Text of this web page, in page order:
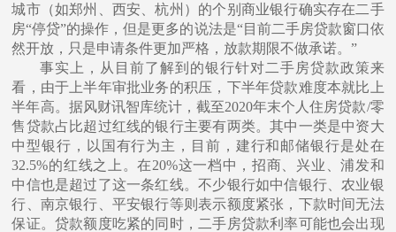
城市（如郑州、⻄安、杭州）的个别商业银⾏确实存在⼆⼿
房“停贷”的操作，但是更多的说法是“⽬前⼆⼿房贷款窗⼝依
然开放，只是申请条件更加严格，放款期限不做承诺。”
事实上，从⽬前了解到的银⾏针对⼆⼿房贷款政策来
看，由于上半年审批业务的积压，下半年贷款难度本就⽐上
半年⾼。据⻛财讯智库统计，截⾄2020年末个⼈住房贷款/零
售贷款占⽐超过红线的银⾏主要有两类。其中⼀类是中资⼤
中型银⾏，以国有⾏为主，⽬前，建⾏和邮储银⾏是处在
32.5%的红线之上。在20%这⼀档中，招商、兴业、浦发和
中信也是超过了这⼀条红线。不少银⾏如中信银⾏、农业银
⾏、南京银⾏、平安银⾏等则表示额度紧张，下款时间⽆法
保证。贷款额度吃紧的同时，⼆⼿房贷款利率可能也会出现